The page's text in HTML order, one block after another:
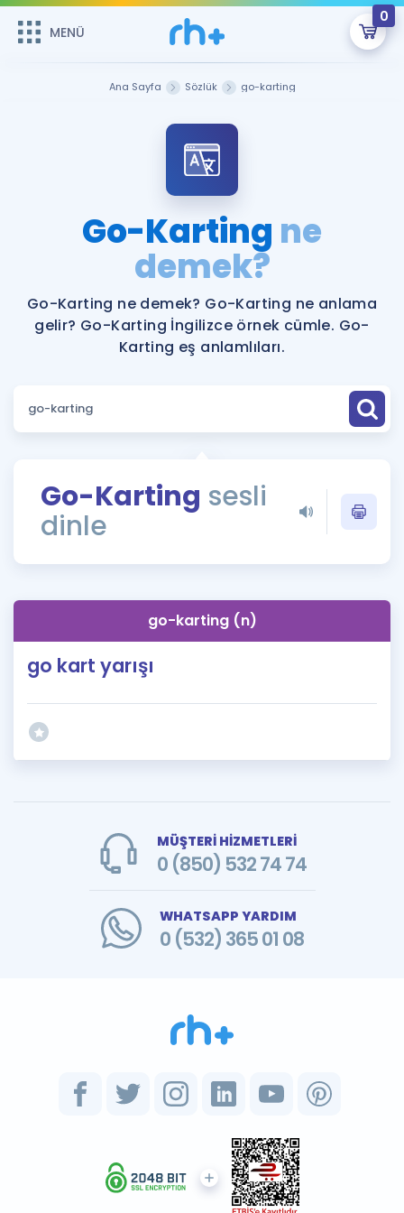
MENÜ
0
Şifremi Hatırlamıyorum
Sepetin Şu An Boş.
Remzi Hoca ile seni sınava hazırlayacak onlarca eğitim seni
bekliyor!
MENÜ
Katılımcı Görüşleri
Faydalı Araçlar
Ücretsiz Kaynaklar
Puan Hesaplama
ÖSYM Sınav Takvimi
Kampanyalar
İngilizce Gramer
İngilizce Gramer
Ana Sayfa Sözlük go-karting
Go-Karting ne
demek?
Go-Karting ne demek? Go-Karting ne anlama
gelir? Go-Karting İngilizce örnek cümle. Go-
Karting eş anlamlıları.
Go-Karting sesli
dinle
go-karting (n)
go kart yarışı
MÜŞTERİ HİZMETLERİ
0 (850) 532 74 74
WHATSAPP YARDIM
0 (532) 365 01 08